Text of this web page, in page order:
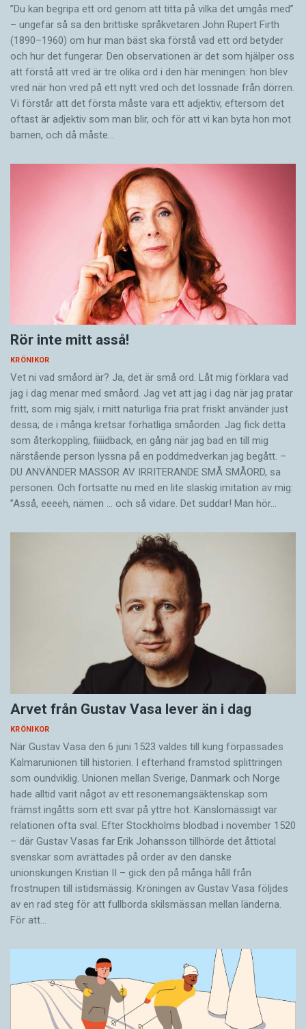
”Du kan begripa ett ord genom att titta på vilka det umgås med”
– ungefär så sa den brittiske språkvetaren John Rupert Firth
(1890–1960) om hur man bäst ska förstå vad ett ord betyder
och hur det fungerar. Den ­observationen är det som hjälper oss
att förstå att vred är tre olika ord i den här meningen: hon blev
vred när hon vred på ett nytt vred och det lossnade från dörren.
Vi förstår att det första måste vara ett adjektiv, eftersom det
oftast är adjektiv som man blir, och för att vi kan byta hon mot
barnen, och då måste…
Rör inte mitt asså!
KRÖNIKOR
Vet ni vad småord är? Ja, det är små ord. Låt mig förklara vad
jag i dag menar med småord. Jag vet att jag i dag när jag pratar
fritt, som mig själv, i mitt naturliga fria prat friskt använder just
dessa; de i många kretsar förhatliga småorden. Jag fick detta
som återkoppling, fiiiidback, en gång när jag bad en till mig
närstående person lyssna på en poddmedverkan jag begått. –
DU ANVÄNDER MASSOR AV IRRITERANDE SMÅ SMÅORD, sa
personen. Och fortsatte nu med en lite slaskig imitation av mig:
”Asså, eeeeh, nämen … och så vidare. Det suddar! Man hör…
Arvet från Gustav Vasa lever än i dag
KRÖNIKOR
När Gustav Vasa den 6 juni 1523 ­valdes till kung förpassades
Kalmar­unionen till historien. I efterhand framstod splittringen
som ound­viklig. ­Unionen ­mellan Sverige, Danmark och ­Norge
hade alltid varit något av ett resonemangs­äkten­skap som
främst ingåtts som ett svar på yttre hot. ­Känslomässigt var
rela­tionen ofta sval. Efter Stockholms blodbad i novem­ber 1520
– där Gustav ­Vasas far Erik ­Johans­son tillhörde det åttiotal
svenskar som avrättades på order av den danske
unionskungen Kristian II – gick den på många håll från
frostnupen till istidsmässig. Kröningen av Gustav Vasa följdes
av en rad steg för att fullborda skilsmässan mellan länderna.
För att…